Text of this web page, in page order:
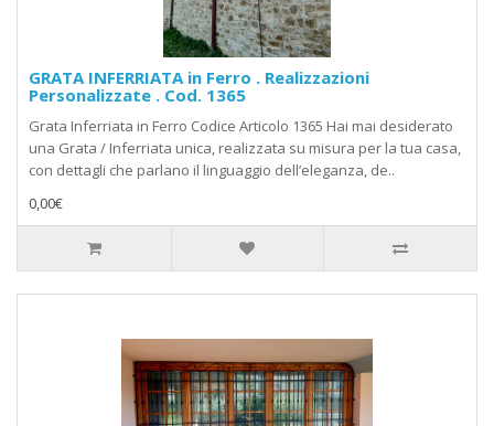
GRATA INFERRIATA in Ferro . Realizzazioni
Personalizzate . Cod. 1365
Grata Inferriata in Ferro Codice Articolo 1365 Hai mai desiderato
una Grata / Inferriata unica, realizzata su misura per la tua casa,
con dettagli che parlano il linguaggio dell’eleganza, de..
0,00€